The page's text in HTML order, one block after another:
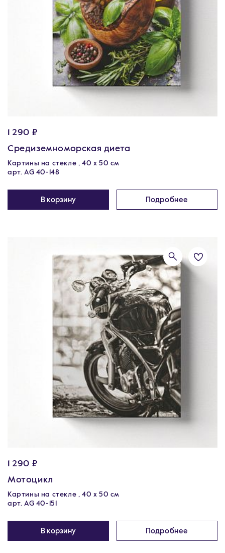
1 290 ₽
Средиземноморская диета
Картины на стекле , 40 х 50 см
арт. AG 40-148
В корзину Подробнее
1 290 ₽
Мотоцикл
Картины на стекле , 40 х 50 см
арт. AG 40-151
В корзину Подробнее